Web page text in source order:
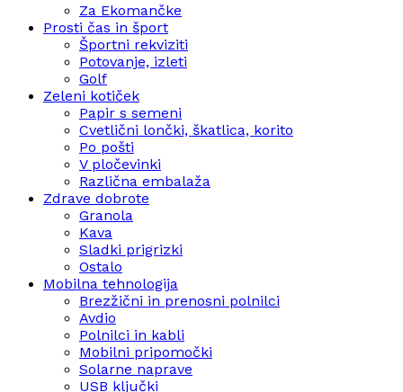
Za Ekomančke
Prosti čas in šport
Športni rekviziti
Potovanje, izleti
Golf
Zeleni kotiček
Papir s semeni
Cvetlični lončki, škatlica, korito
Po pošti
V pločevinki
Različna embalaža
Zdrave dobrote
Granola
Kava
Sladki prigrizki
Ostalo
Mobilna tehnologija
Brezžični in prenosni polnilci
Avdio
Polnilci in kabli
Mobilni pripomočki
Solarne naprave
USB ključki